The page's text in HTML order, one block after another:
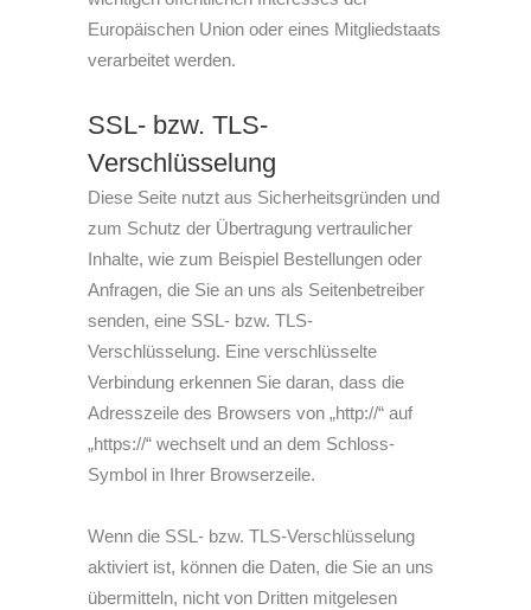
Europäischen Union oder eines Mitgliedstaats
verarbeitet werden.
SSL- bzw. TLS-
Verschlüsselung
Diese Seite nutzt aus Sicherheitsgründen und
zum Schutz der Übertragung vertraulicher
Inhalte, wie zum Beispiel Bestellungen oder
Anfragen, die Sie an uns als Seitenbetreiber
senden, eine SSL- bzw. TLS-
Verschlüsselung. Eine verschlüsselte
Verbindung erkennen Sie daran, dass die
Adresszeile des Browsers von „http://“ auf
„https://“ wechselt und an dem Schloss-
Symbol in Ihrer Browserzeile.
Wenn die SSL- bzw. TLS-Verschlüsselung
aktiviert ist, können die Daten, die Sie an uns
übermitteln, nicht von Dritten mitgelesen